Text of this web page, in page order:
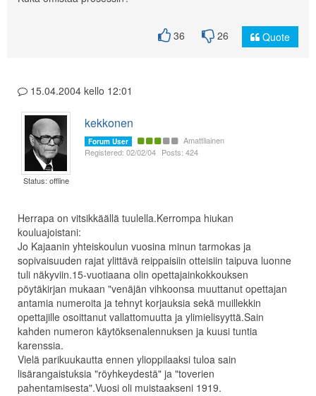
36 26 Quote
15.04.2004 kello 12:01
Status: offline
kekkonen
Forum User
Amattilainen
Registered: 02/02/04 Posts: 424
Herrapa on vitsikkäällä tuulella.Kerrompa hiukan
kouluajoistani:
Jo Kajaanin yhteiskoulun vuosina minun tarmokas ja
sopivaisuuden rajat ylittävä reippaisiin otteisiin taipuva luonne
tuli näkyviin.15-vuotiaana olin opettajainkokkouksen
pöytäkirjan mukaan "venäjän vihkoonsa muuttanut opettajan
antamia numeroita ja tehnyt korjauksia sekä muillekkin
opettajille osoittanut vallattomuutta ja ylimielisyyttä.Sain
kahden numeron käytöksenalennuksen ja kuusi tuntia
karenssia.
Vielä parikuukautta ennen ylioppilaaksi tuloa sain
lisärangaistuksia "röyhkeydestä" ja "toverien
pahentamisesta".Vuosi oli muistaakseni 1919.